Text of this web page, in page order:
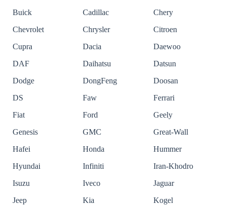
Buick
Cadillac
Chery
Chevrolet
Chrysler
Citroen
Cupra
Dacia
Daewoo
DAF
Daihatsu
Datsun
Dodge
DongFeng
Doosan
DS
Faw
Ferrari
Fiat
Ford
Geely
Genesis
GMC
Great-Wall
Hafei
Honda
Hummer
Hyundai
Infiniti
Iran-Khodro
Isuzu
Iveco
Jaguar
Jeep
Kia
Kogel